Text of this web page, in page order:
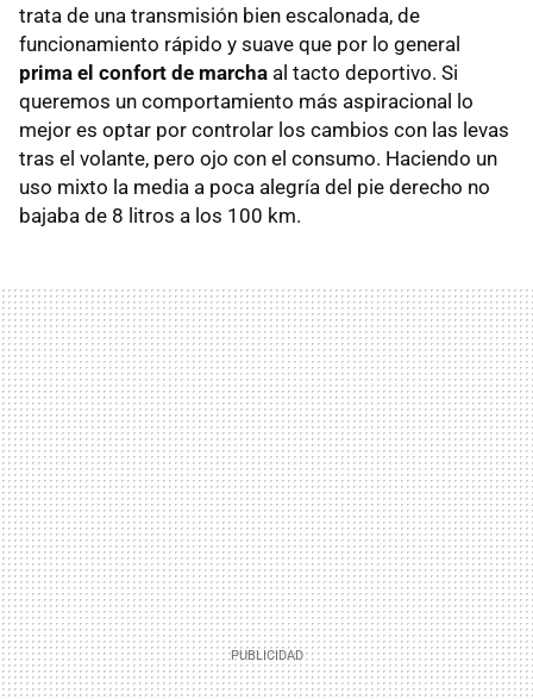
trata de una transmisión bien escalonada, de
funcionamiento rápido y suave que por lo general
prima el confort de marcha al tacto deportivo. Si
queremos un comportamiento más aspiracional lo
mejor es optar por controlar los cambios con las levas
tras el volante, pero ojo con el consumo. Haciendo un
uso mixto la media a poca alegría del pie derecho no
bajaba de 8 litros a los 100 km.